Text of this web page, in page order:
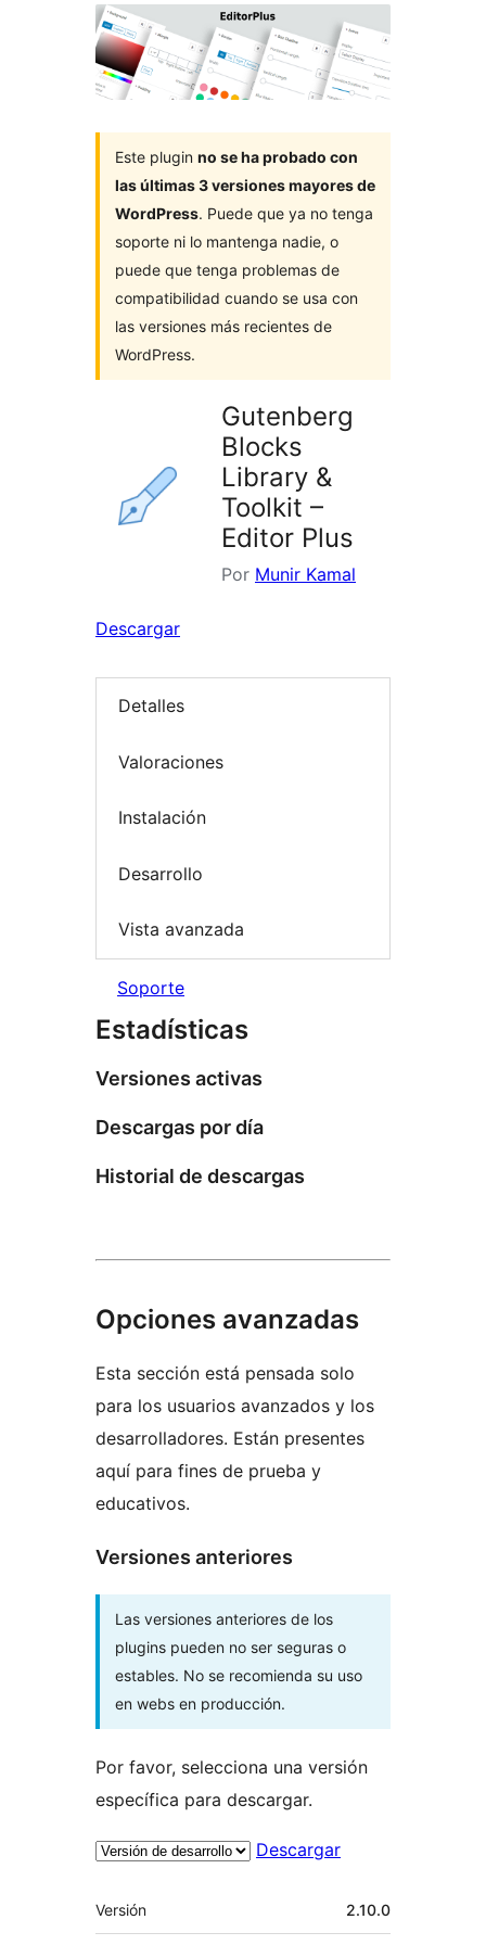
Este plugin no se ha probado con
las últimas 3 versiones mayores de
WordPress. Puede que ya no tenga
soporte ni lo mantenga nadie, o
puede que tenga problemas de
compatibilidad cuando se usa con
las versiones más recientes de
WordPress.
Gutenberg
Blocks
Library &
Toolkit –
Editor Plus
Por Munir Kamal
Descargar
Detalles
Valoraciones
Instalación
Desarrollo
Vista avanzada
Soporte
Estadísticas
Versiones activas
Descargas por día
Historial de descargas
Opciones avanzadas
Esta sección está pensada solo
para los usuarios avanzados y los
desarrolladores. Están presentes
aquí para fines de prueba y
educativos.
Versiones anteriores
Las versiones anteriores de los
plugins pueden no ser seguras o
estables. No se recomienda su uso
en webs en producción.
Por favor, selecciona una versión
específica para descargar.
Descargar
Meta
Versión 2.10.0